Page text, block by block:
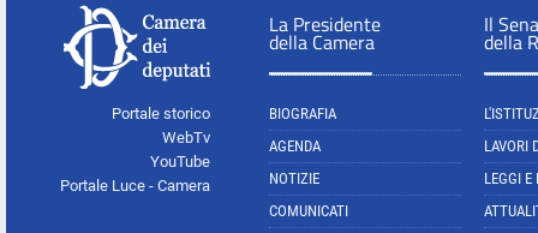
Portale storico
WebTv
YouTube
Portale Luce - Camera
La Presidente
della Camera
BIOGRAFIA
AGENDA
NOTIZIE
COMUNICATI
Il
della
LAVORI
LEGGI E